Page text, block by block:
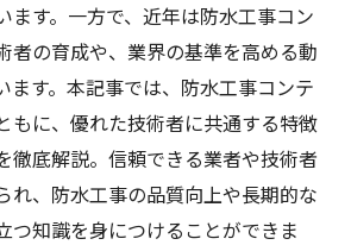
ます。一方で、近年は防水工事コン
者の育成や、業界の基準を高める動
ます。本記事では、防水工事コンテ
もに、優れた技術者に共通する特徴
徹底解説。信頼できる業者や技術者
れ、防水工事の品質向上や長期的な
つ知識を身につけることができま